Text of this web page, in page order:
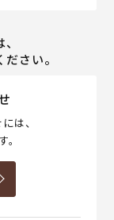
さい。
は、